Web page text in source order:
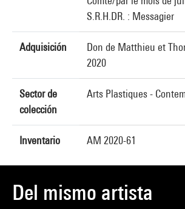
S.R.H.DR. : Messagier
Adquisición
Don de Matthieu et
2020
Sector de
colección
Arts Plastiques -
Inventario AM 2020-61
Del mismo artista